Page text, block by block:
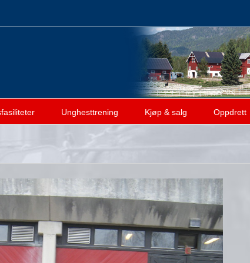
Unghesttrening Kjøp & salg Oppdrett